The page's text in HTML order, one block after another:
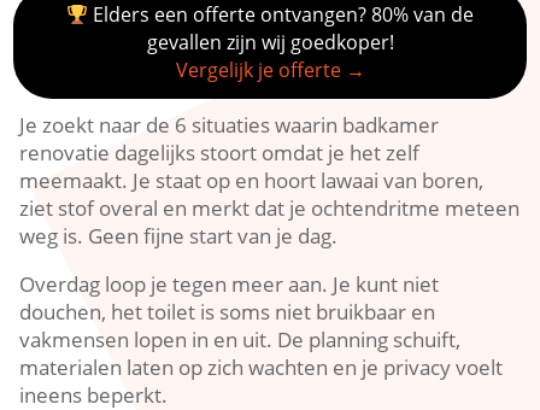
Elders een offerte ontvangen? 80% van de
gevallen zijn wij goedkoper!
Vergelijk je offerte →
Je zoekt naar de 6 situaties waarin badkamer
renovatie dagelijks stoort omdat je het zelf
meemaakt.​ Je staat op en hoort lawaai van boren,
ziet stof overal en merkt dat je ochtendritme meteen
weg is.​ Geen fijne start van je dag.​
Overdag loop je tegen meer aan.​ Je kunt niet
douchen, het toilet is soms niet bruikbaar en
vakmensen lopen in en uit.​ De planning schuift,
materialen laten op zich wachten en je privacy voelt
ineens beperkt.​